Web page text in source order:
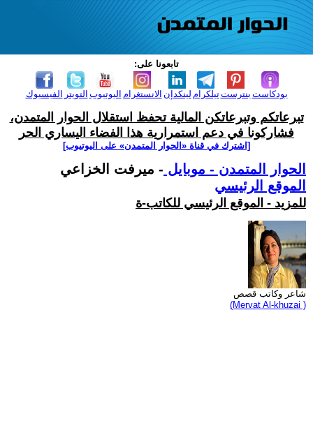
تابعونا على:
الفيسبوك التويتر اليوتيوب الانستغرام لينكدإن تيلكرامبنترست بودكاست
تبرعاتكم وتبرعاتكن المالية تحفظ استقلال الحوار المتمدن،
فشاركونا في دعم استمرارية هذا الفضاء اليساري الحر
[اشترك في قناة ‫«الحوار المتمدن» على اليوتيوب]
الحوار المتمدن - موبايل - ميرفت الخزاعي
الموقع الرئيسي
للمزيد - الموقع الرئيسي للكاتب-ة
شاعر وكاتب قصص
(Mervat Al-khuzai )